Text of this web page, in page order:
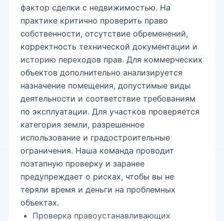
фактор сделки с недвижимостью. На
практике критично проверить право
собственности, отсутствие обременений,
корректность технической документации и
историю переходов прав. Для коммерческих
объектов дополнительно анализируется
назначение помещения, допустимые виды
деятельности и соответствие требованиям
по эксплуатации. Для участков проверяется
категория земли, разрешенное
использование и градостроительные
ограничения. Наша команда проводит
поэтапную проверку и заранее
предупреждает о рисках, чтобы вы не
теряли время и деньги на проблемных
объектах.
Проверка правоустанавливающих